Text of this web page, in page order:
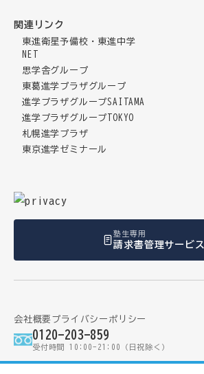
関連リンク
東進衛星予備校・東進中学
NET
思学舎グループ
東葛進学プラザグループ
進学プラザグループSAITAMA
進学プラザグループTOKYO
札幌進学プラザ
東京進学ゼミナール
塾生専用
請求書管理サービス
会社概要プライバシーポリシー
0120-203-859
受付時間 10:00-21:00（日祝除く）